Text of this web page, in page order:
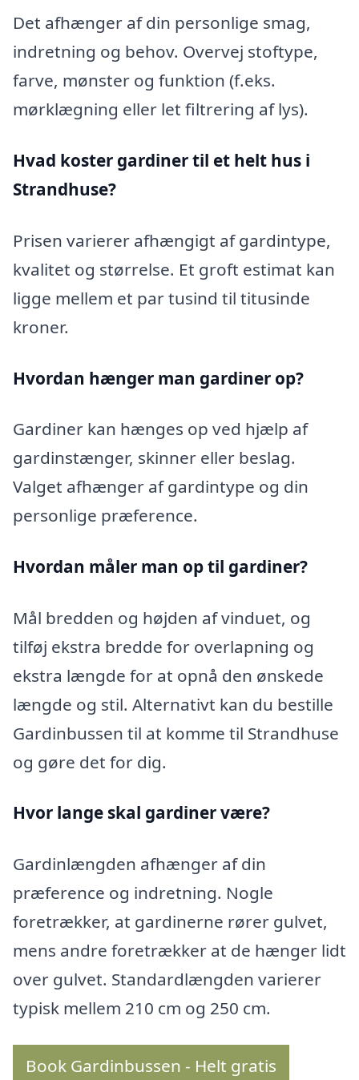
Det afhænger af din personlige smag,
indretning og behov. Overvej stoftype,
farve, mønster og funktion (f.eks.
mørklægning eller let filtrering af lys).
Hvad koster gardiner til et helt hus i
Strandhuse?
Prisen varierer afhængigt af gardintype,
kvalitet og størrelse. Et groft estimat kan
ligge mellem et par tusind til titusinde
kroner.
Hvordan hænger man gardiner op?
Gardiner kan hænges op ved hjælp af
gardinstænger, skinner eller beslag.
Valget afhænger af gardintype og din
personlige præference.
Hvordan måler man op til gardiner?
Mål bredden og højden af vinduet, og
tilføj ekstra bredde for overlapning og
ekstra længde for at opnå den ønskede
længde og stil. Alternativt kan du bestille
Gardinbussen til at komme til Strandhuse
og gøre det for dig.
Hvor lange skal gardiner være?
Gardinlængden afhænger af din
præference og indretning. Nogle
foretrækker, at gardinerne rører gulvet,
mens andre foretrækker at de hænger lidt
over gulvet. Standardlængden varierer
typisk mellem 210 cm og 250 cm.
Book Gardinbussen - Helt gratis